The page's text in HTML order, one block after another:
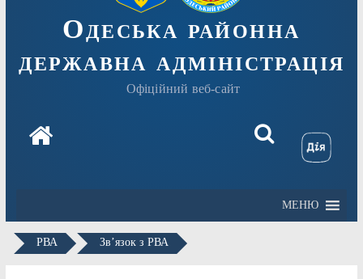
Одеська районна
державна адміністрація
Офіційний веб-сайт
МЕНЮ
РВА Зв’язок з РВА